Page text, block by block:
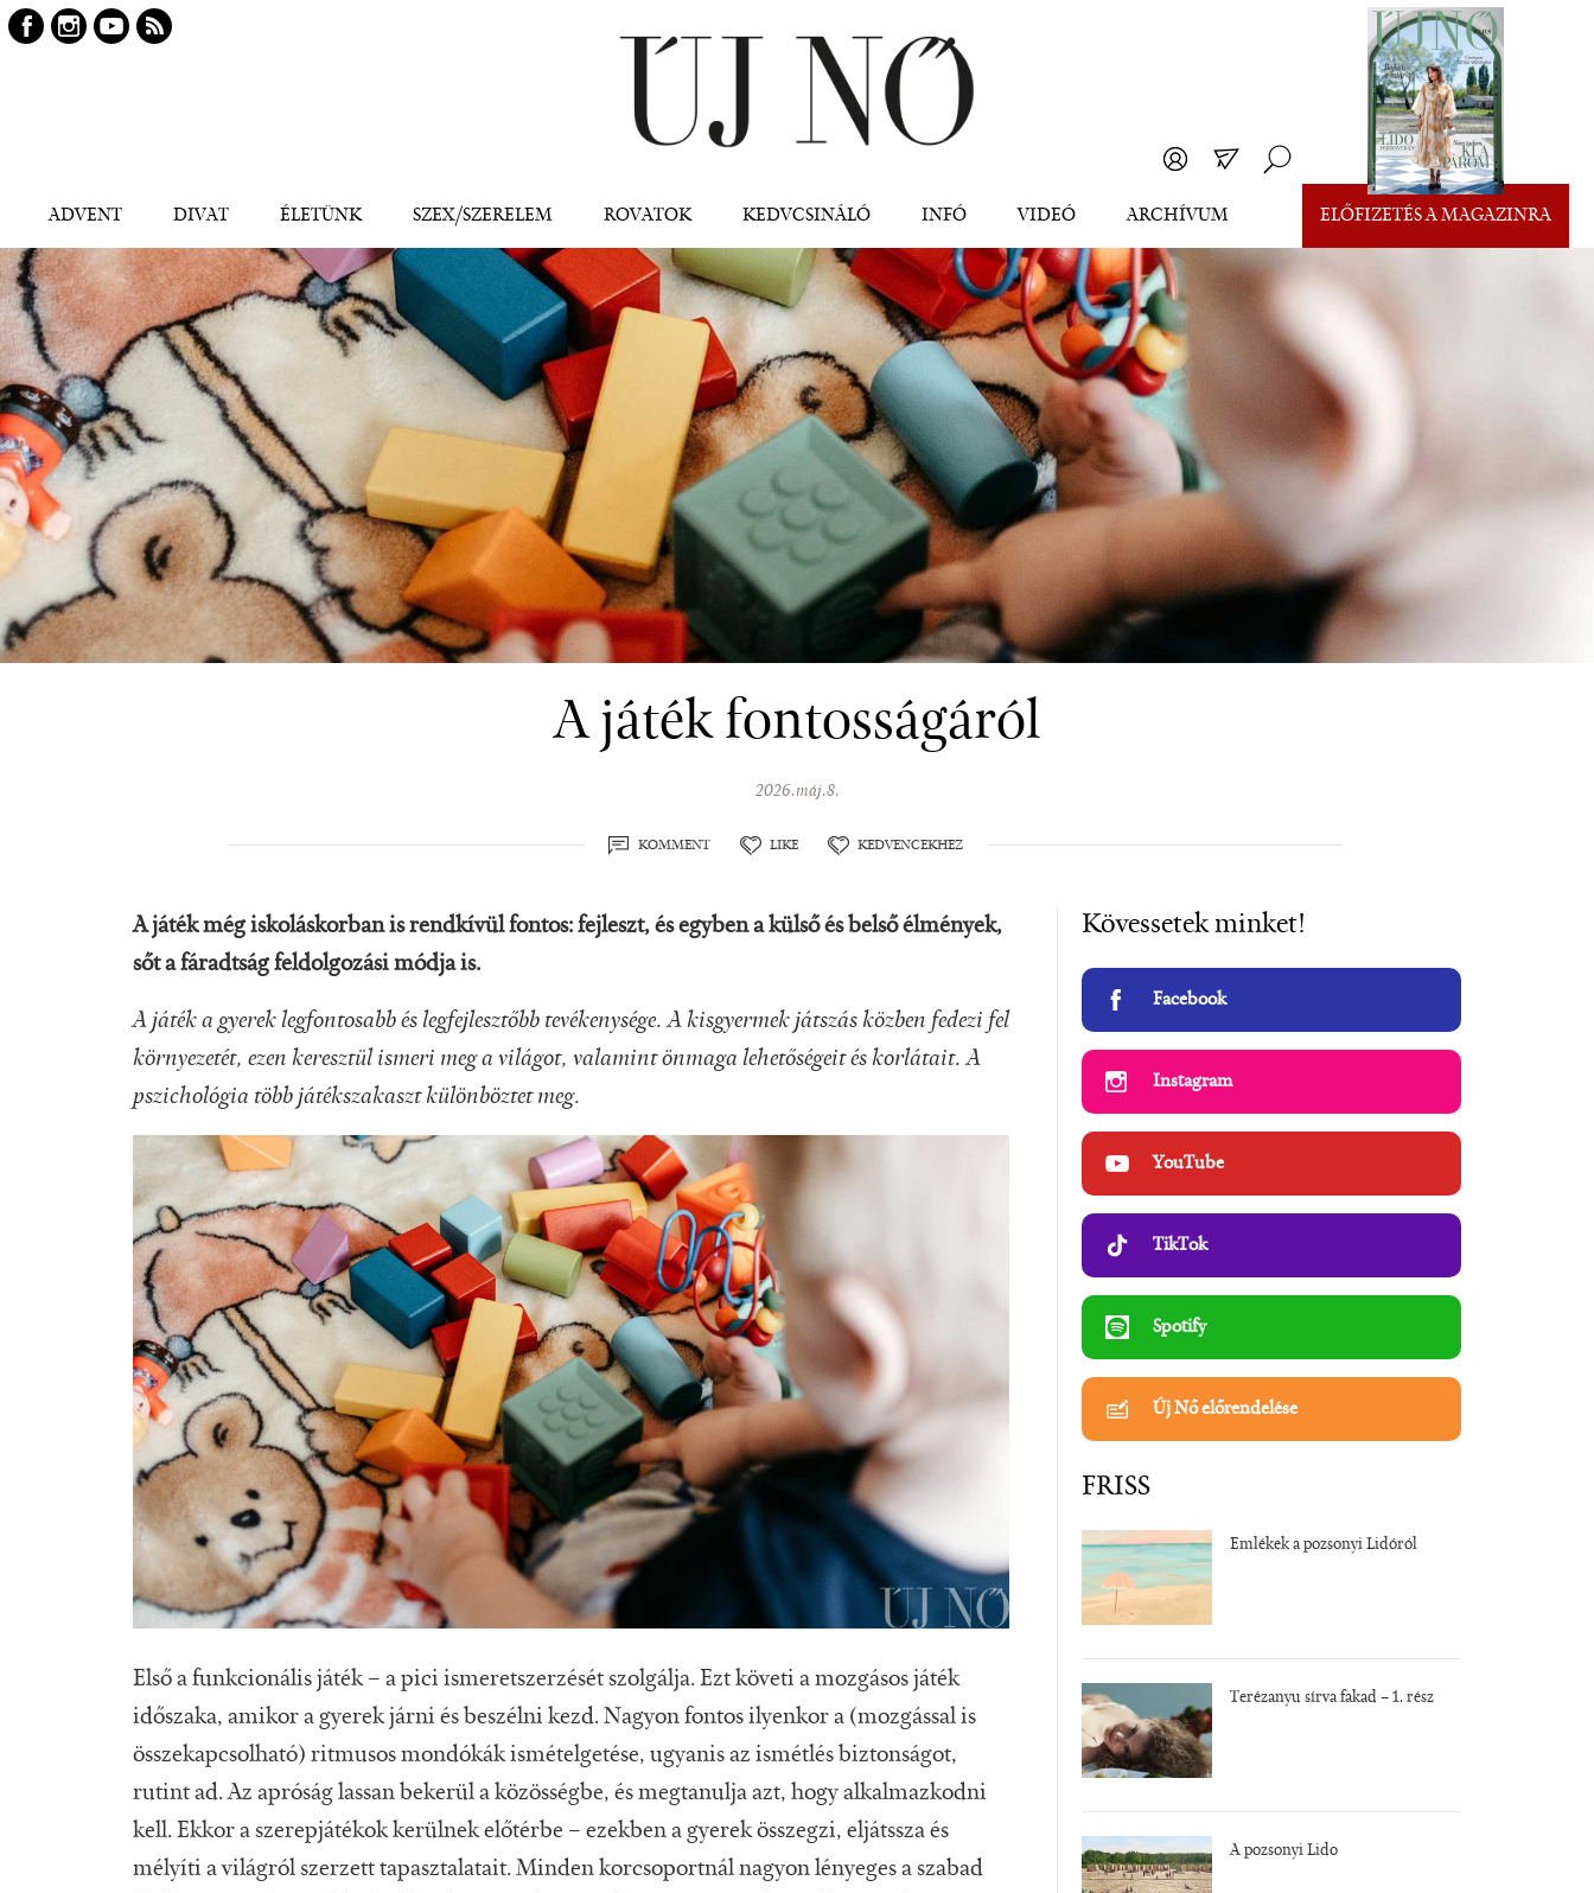
ADVENT DIVAT ÉLETÜNK SZEX/SZERELEM ROVATOK KEDVCSINÁLÓ INFÓ VIDEÓ ARCHÍVUM ELŐFIZETÉS A MAGAZINRA
A játék fontosságáról
2026.máj.8.
KOMMENT LIKE KEDVENCEKHEZ
A játék még iskoláskorban is rendkívül fontos: fejleszt, és egyben a külső és belső élmények,
sőt a fáradtság feldolgozási módja is.
A játék a gyerek legfontosabb és legfejlesztőbb tevékenysége. A kisgyermek játszás közben fedezi fel
környezetét, ezen keresztül ismeri meg a világot, valamint önmaga lehetőségeit és korlátait. A
pszichológia több játékszakaszt különböztet meg.
Első a funkcionális játék – a pici ismeretszerzését szolgálja. Ezt követi a mozgásos játék
időszaka, amikor a gyerek járni és beszélni kezd. Nagyon fontos ilyenkor a (mozgással is
összekapcsolható) ritmusos mondókák ismételgetése, ugyanis az ismétlés biztonságot,
rutint ad. Az apróság lassan bekerül a közösségbe, és megtanulja azt, hogy alkalmazkodni
kell. Ekkor a szerepjátékok kerülnek előtérbe – ezekben a gyerek összegzi, eljátssza és
mélyíti a világról szerzett tapasztalatait. Minden korcsoportnál nagyon lényeges a szabad
Kövessetek minket!
Facebook
Instagram
YouTube
TikTok
Spotify
Új Nő előrendelése
FRISS
Emlékek a pozsonyi Lidóról
Terézanyu sírva fakad – 1. rész
A pozsonyi Lido